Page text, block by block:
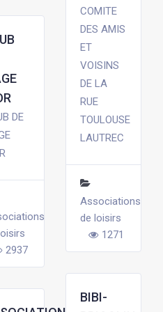
COMITE
DES AMIS
ET
VOISINS
DE LA
RUE
TOULOUSE
LAUTREC
Associations
de loisirs
1271
DE
2937
BIBI-